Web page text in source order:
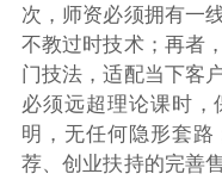
次，师资必须拥有一
不教过时技术；再者
门技法，适配当下客
必须远超理论课时
明，无任何隐形套
荐、创业扶持的完善